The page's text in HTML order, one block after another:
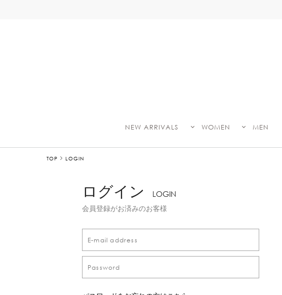
NEW ARRIVALS WOMEN MEN
TOP LOGIN
ログイン LOGIN
会員登録がお済みのお客様